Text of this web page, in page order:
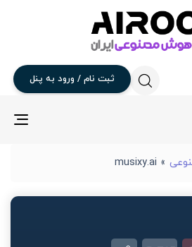
ثبت نام / ورود به پنل
»
musixy.ai